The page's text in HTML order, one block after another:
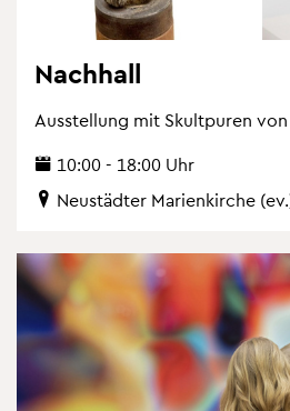
Nach­hall
Aus­stel­lung mit Skultpu­ren von
10:00 - 18:00 Uhr
Neu­städ­ter Ma­ri­en­kir­che